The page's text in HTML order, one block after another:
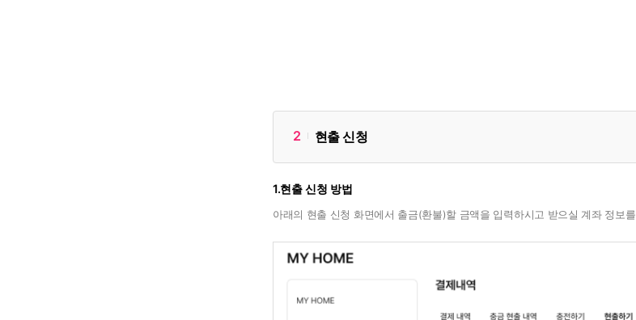
2 현출 신청
1.현출 신청 방법
아래의 현출 신청 화면에서 출금(환불)할 금액을 입력하시고 받으실 계좌 정보